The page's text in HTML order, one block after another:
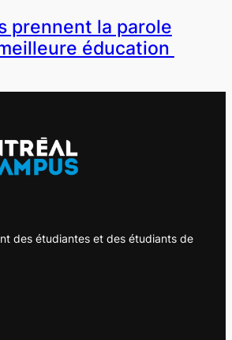
prennent la parole
éducation
des étudiantes et des étudiants de